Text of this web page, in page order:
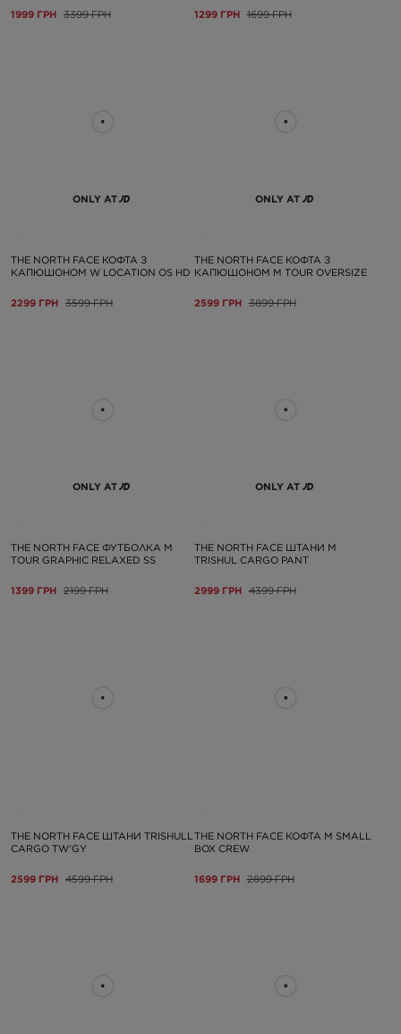
1999 ГРН 3399 ГРН 1299 ГРН 1699 ГРН
ONLY AT
THE NORTH FACE КОФТА З
КАПЮШОНОМ W LOCATION OS HD
2299 ГРН 3599 ГРН
ONLY AT
THE NORTH FACE КОФТА З
КАПЮШОНОМ M TOUR OVERSIZE
2599 ГРН 3899 ГРН
ONLY AT
THE NORTH FACE ФУТБОЛКА M
TOUR GRAPHIC RELAXED SS
1399 ГРН 2199 ГРН
ONLY AT
THE NORTH FACE ШТАНИ M
TRISHUL CARGO PANT
2999 ГРН 4399 ГРН
THE NORTH FACE ШТАНИ TRISHULL
CARGO TW'GY
2599 ГРН 4599 ГРН
THE NORTH FACE КОФТА M SMALL
BOX CREW
1699 ГРН 2899 ГРН